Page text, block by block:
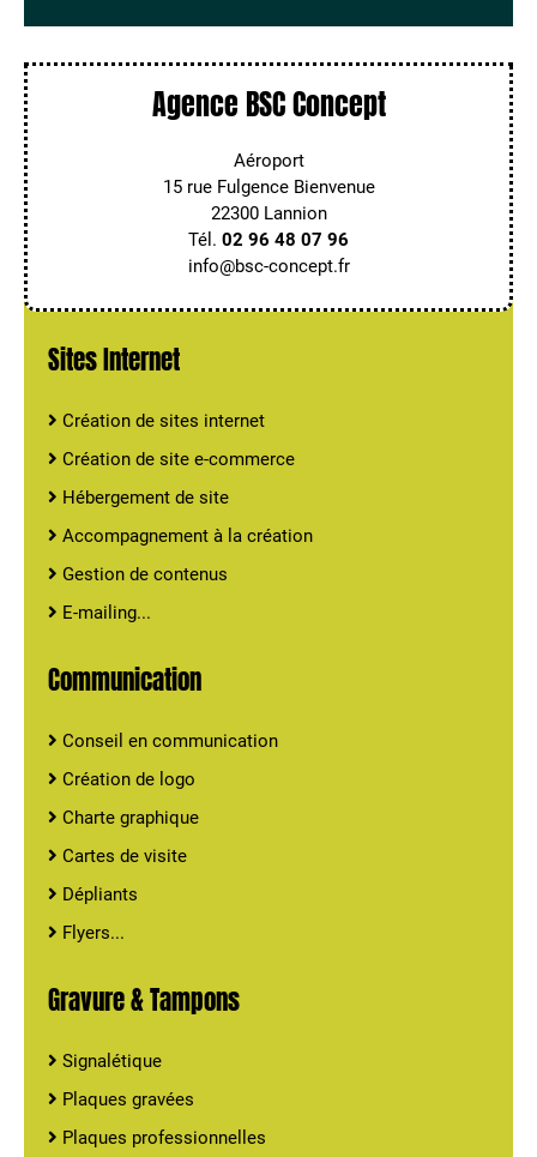
Agence BSC Concept
Aéroport
15 rue Fulgence Bienvenue
22300 Lannion
Tél. 02 96 48 07 96
info@bsc-concept.fr
Sites Internet
Création de sites internet
Création de site e-commerce
Hébergement de site
Accompagnement à la création
Gestion de contenus
E-mailing...
Communication
Conseil en communication
Création de logo
Charte graphique
Cartes de visite
Dépliants
Flyers...
Gravure & Tampons
Signalétique
Plaques gravées
Plaques professionnelles